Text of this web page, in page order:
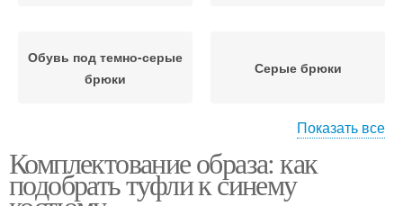
Обувь под темно-серые
брюки
Серые брюки
костюм
брюки
Показать все
Комплектование образа: как
подобрать туфли к синему